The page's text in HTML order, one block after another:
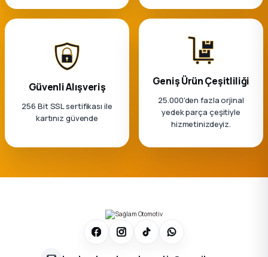
Güvenli Alışveriş
256 Bit SSL sertifikası ile
kartınız güvende
Geniş Ürün Çeşitliliği
25.000'den fazla orjinal
yedek parça çeşitiyle
hizmetinizdeyiz.